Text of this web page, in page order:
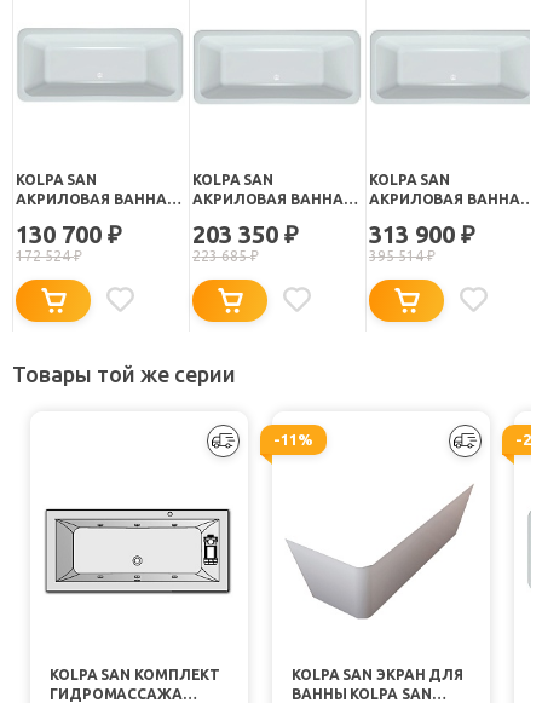
KOLPA SAN
АКРИЛОВАЯ ВАННА
130 700 ₽
172 524₽
KOLPA SAN
АКРИЛОВАЯ ВАННА
203 350 ₽
223 685₽
KOLPA SAN
АКРИЛОВАЯ ВАННА
313 900 ₽
395 514₽
Товары той же серии
KOLPA SAN КОМПЛЕКТ
ГИДРОМАССАЖА
-11%
KOLPA SAN ЭКРАН ДЛЯ
ВАННЫ KOLPA SAN
-